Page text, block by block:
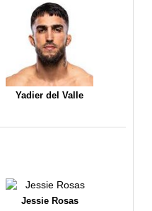
Yadier del Valle
Jessie Rosas